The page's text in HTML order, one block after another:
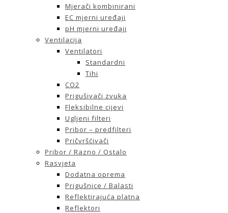
Mjerači kombinirani
EC mjerni uređaji
pH mjerni uređaji
Ventilacija
Ventilatori
Standardni
Tihi
CO2
Prigušivači zvuka
Fleksibilne cijevi
Ugljeni filteri
Pribor – predfilteri
Pričvršćivači
Pribor / Razno / Ostalo
Rasvjeta
Dodatna oprema
Prigušnice / Balasti
Reflektirajuća platna
Reflektori